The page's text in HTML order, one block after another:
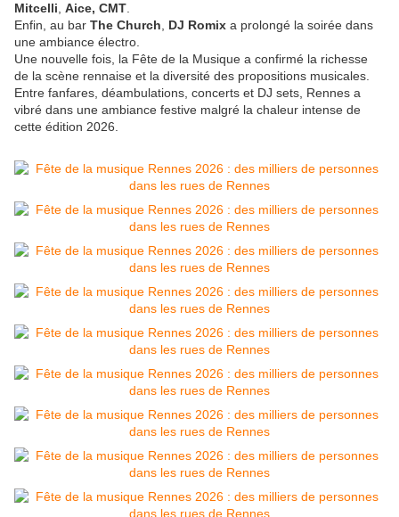
Mitcelli Aice, CMT
Enfin, au bar The Church DJ Romix a prolongé la soirée dans
une ambiance électro.
Une nouvelle fois, la Fête de la Musique a confirmé la richesse
de la scène rennaise et la diversité des propositions musicales.
Entre fanfares, déambulations, concerts et DJ sets, Rennes a
vibré dans une ambiance festive malgré la chaleur intense de
cette édition 2026.